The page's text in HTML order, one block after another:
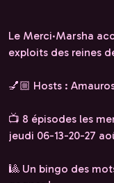
Le Merci·Marsha
exploits des reines
💅🏼 Hosts :
📺 8 épisodes les
jeudi 06-13-20-27
🎱 Un bingo des